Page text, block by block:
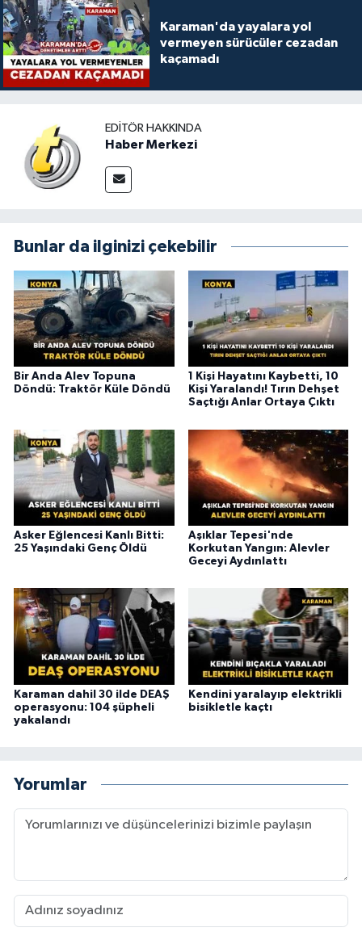
Karaman'da yayalara yol
vermeyen sürücüler cezadan
kaçamadı
EDITÖR HAKKINDA
Haber Merkezi
Bunlar da ilginizi çekebilir
Bir Anda Alev Topuna
Döndü: Traktör Küle Döndü
1 Kişi Hayatını Kaybetti, 10
Kişi Yaralandı! Tırın Dehşet
Saçtığı Anlar Ortaya Çıktı
Asker Eğlencesi Kanlı Bitti:
25 Yaşındaki Genç Öldü
Aşıklar Tepesi'nde
Korkutan Yangın: Alevler
Geceyi Aydınlattı
Karaman dahil 30 ilde DEAŞ
operasyonu: 104 şüpheli
yakalandı
Kendini yaralayıp elektrikli
bisikletle kaçtı
Yorumlar